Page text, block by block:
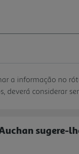
a informação no
deverá considerar
sugere-